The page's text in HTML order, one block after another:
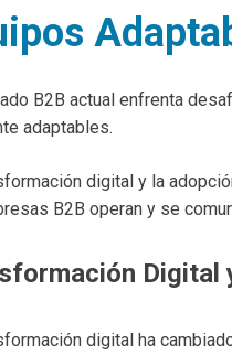
B2B actual enfrenta
adaptables.
digital y la
B2B operan y se
Digital
digital ha